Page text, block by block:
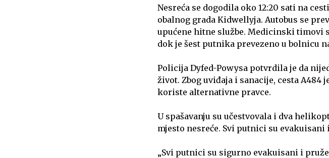
Nesreća se dogodila oko 12:20 sati na
obalnog grada Kidwellyja. Autobus se
upućene hitne službe. Medicinski timovi
dok je šest putnika prevezeno u bolnicu
Policija Dyfed-Powysa potvrdila je da
život. Zbog uviđaja i sanacije, cesta A484
koriste alternativne pravce.
U spašavanju su učestvovala i dva
mjesto nesreće. Svi putnici su
„Svi putnici su sigurno evakuisani i